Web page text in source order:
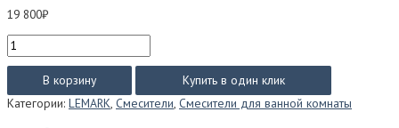
19 800₽
Количество
товара
Смеситель
Lemark
YETI
В корзину
Купить в один клик
Категории: LEMARK, Смесители, Смесители для ванной комнаты